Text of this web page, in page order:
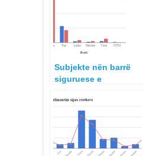
Subjekte nën barrë
siguruese e
detyrime tatimore të
papaguara në afat, 31
gusht 2015 krahasuar
me 1 janar 2014